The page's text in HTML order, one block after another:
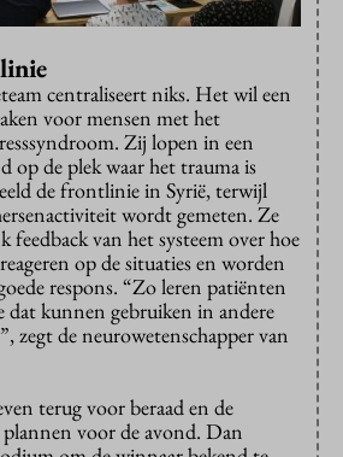
centraliseert niks. Het wil een
voor mensen met het
Zij lopen in een
op de plek waar het trauma is
de frontlinie in Syrië, terwijl
wordt gemeten. Ze
van het systeem over hoe
op de situaties en worden
respons. “Zo leren patiënten
dat kunnen gebruiken in andere
zegt de neurowetenschapper van
terug voor beraad en de
plannen voor de avond. Dan